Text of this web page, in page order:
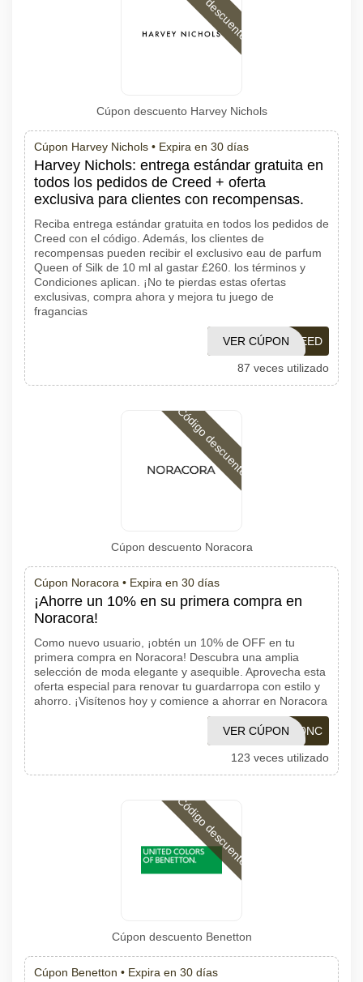
Cúpon descuento Harvey Nichols
Cúpon Harvey Nichols • Expira en 30 días
Harvey Nichols: entrega estándar gratuita en
todos los pedidos de Creed + oferta
exclusiva para clientes con recompensas.
Reciba entrega estándar gratuita en todos los pedidos de
Creed con el código. Además, los clientes de
recompensas pueden recibir el exclusivo eau de parfum
Queen of Silk de 10 ml al gastar £260. los términos y
Condiciones aplican. ¡No te pierdas estas ofertas
exclusivas, compra ahora y mejora tu juego de
fragancias
HNXCREED
VER CÚPON
87 veces utilizado
Código descuento
Cúpon descuento Noracora
Cúpon Noracora • Expira en 30 días
¡Ahorre un 10% en su primera compra en
Noracora!
Como nuevo usuario, ¡obtén un 10% de OFF en tu
primera compra en Noracora! Descubra una amplia
selección de moda elegante y asequible. Aprovecha esta
oferta especial para renovar tu guardarropa con estilo y
ahorro. ¡Visítenos hoy y comience a ahorrar en Noracora
10NC
VER CÚPON
123 veces utilizado
Código descuento
Cúpon descuento Benetton
Cúpon Benetton • Expira en 30 días